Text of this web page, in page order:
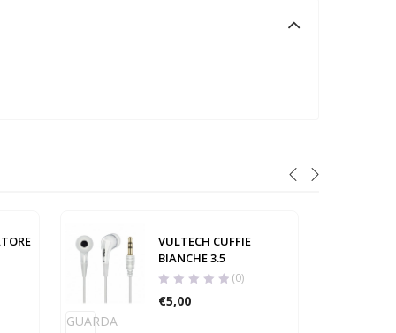
GUARDA
VULTECH CUFFIE
BIANCHE 3.5
(0)
€5,00